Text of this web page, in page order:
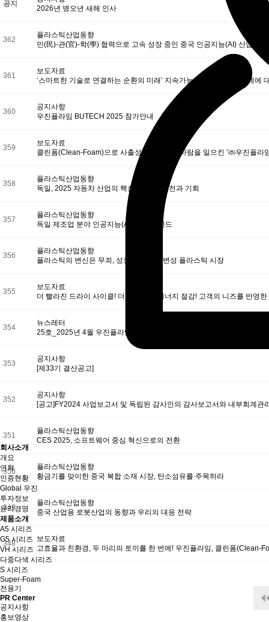
회사소개
개요
연혁
인증현황
Global 우진
투자정보
윤리경영
제품소개
A5 시리즈
G5 시리즈
VH 시리즈
다중다색 시리즈
S 시리즈
Super-Foam
전용기
PR Center
공지사항
홍보영상
공지
2026년 병오년 새해 인사
362
플라스틱산업동향
민(民)-관(官)-학(學) 협력으로 고속 성장 중인 중국 인공지능(AI) 산업
361
보도자료
‘스마트한 기술로 연결하는 순환의 미래’ 지속가능한 제조와 순환경제
360
공지사항
우진플라임 BUTECH 2025 참가안내
359
보도자료
클린폼(Clean-Foam)으로 사출성형업계에 새바람을 일으킨 ‘㈜우진플
358
플라스틱산업동향
독일, 2025 자동차 산업의 핵심 화두 속 도전과 기회
357
플라스틱산업동향
독일 제조업 분야 인공지능(AI) 활용 트렌드
356
플라스틱산업동향
플라스틱의 변신은 무죄, 성장하는 중국 변성 플라스틱 시장
355
보도자료
더 빨라진 드라이 사이클! 더 획기적인 에너지 절감! 고객의 니즈를 반영
354
뉴스레터
25호_2025년 4월 우진플라임 뉴스레터(국문)
353
공지사항
[제33기 결산공고]
352
공지사항
[공고]FY2024 사업보고서 및 독립된 감사인의 감사보고서와 내부회계관
351
플라스틱산업동향
CES 2025, 소프트웨어 중심 혁신으로의 전환
350
플라스틱산업동향
황금기를 맞이한 중국 복합 소재 시장, 탄소섬유를 주목하라
349
플라스틱산업동향
중국 산업용 로봇산업의 동향과 우리의 대응 전략
348
보도자료
고효율과 친환경, 두 마리의 토끼를 한 번에! 우진플라임, 클린폼(Clean-